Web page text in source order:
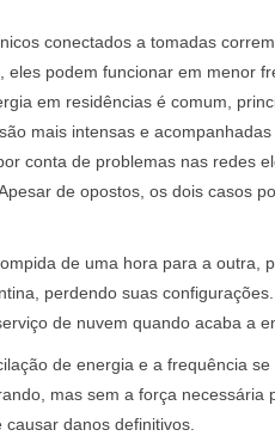
conectados a tomadas
eles podem funcionar em menor
em residências é comum,
mais intensas e
conta de problemas nas redes
de opostos, os dois casos
de uma hora para a outra,
perdendo suas
de nuvem quando acaba a
de energia e a frequência
mas sem a força necessária
danos definitivos.